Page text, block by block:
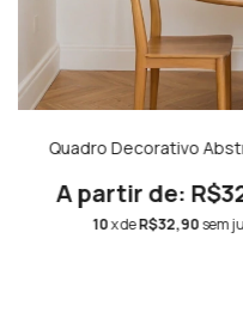
Quadro Decorativo
10x deR$32,90sem